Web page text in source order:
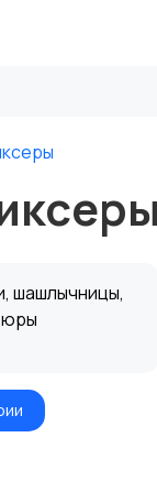
шашлычницы,
весы